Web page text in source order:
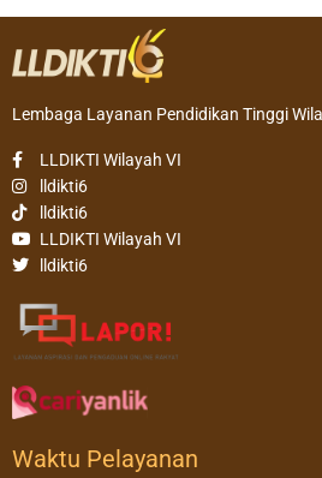
Lembaga Layanan Pendidikan Tinggi
LLDIKTI Wilayah VI
lldikti6
lldikti6
LLDIKTI Wilayah VI
lldikti6
Waktu Pelayanan